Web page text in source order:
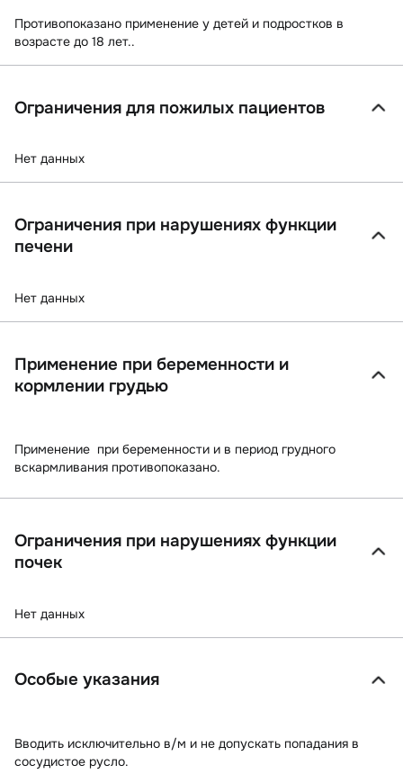
Противопоказано применение у детей и подростков в
возрасте до 18 лет..
Ограничения для пожилых пациентов
Нет данных
Ограничения при нарушениях функции
печени
Нет данных
Применение при беременности и
кормлении грудью
Применение при беременности и в период грудного
вскармливания противопоказано.
Ограничения при нарушениях функции
почек
Нет данных
Особые указания
Вводить исключительно в/м и не допускать попадания в
сосудистое русло.